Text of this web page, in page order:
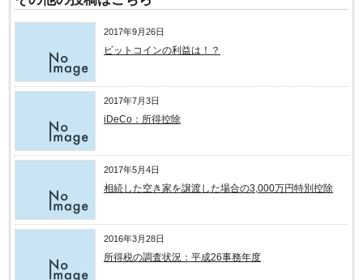
2017年9月26日
ビットコインの利益は！？
2017年7月3日
iDeCo：所得控除
2017年5月4日
相続した空き家を譲渡した場合の3,000万円特別控除
2016年3月28日
所得税の調査状況：平成26事務年度